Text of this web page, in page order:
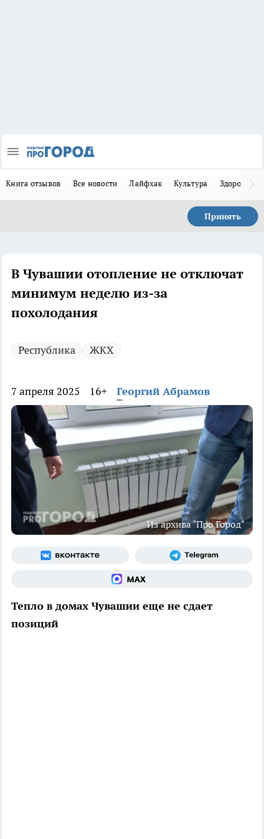
Книга отзывов Все новости Лайфхак Культура Здоровье
Принять
В Чувашии отопление не отключат
минимум неделю из-за
похолодания
Республика ЖКХ
7 апреля 2025 16+ Георгий Абрамов
Из архива "Про Город"
Тепло в домах Чувашии еще не сдает
позиций